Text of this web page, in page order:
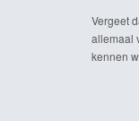
Vergeet
allemaal
kennen